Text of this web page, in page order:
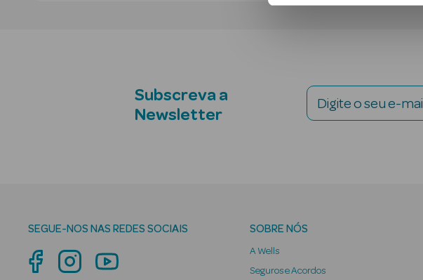
Subscreva a
Newsletter
Digite o seu e-mail
SEGUE-NOS NAS REDES SOCIAIS SOBRE NÓS
A Wells
Seguros e Acordos